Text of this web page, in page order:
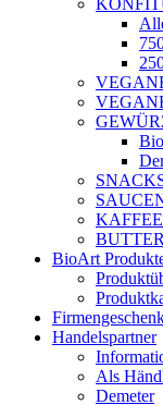
Bio
KAFFEE
BioArt
Handelspartner
Als
Demeter